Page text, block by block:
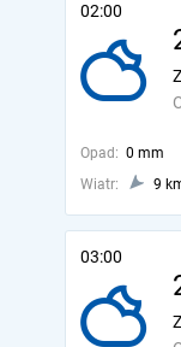
02:00
Opad: 0 mm
Wiatr:
9
03:00